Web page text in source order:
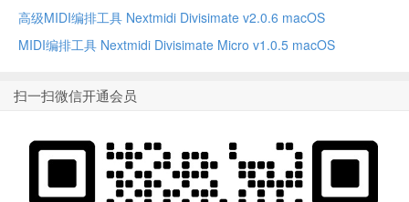
高级MIDI编排工具 Nextmidi Divisimate v2.0.6 macOS
MIDI编排工具 Nextmidi Divisimate Micro v1.0.5 macOS
扫一扫微信开通会员